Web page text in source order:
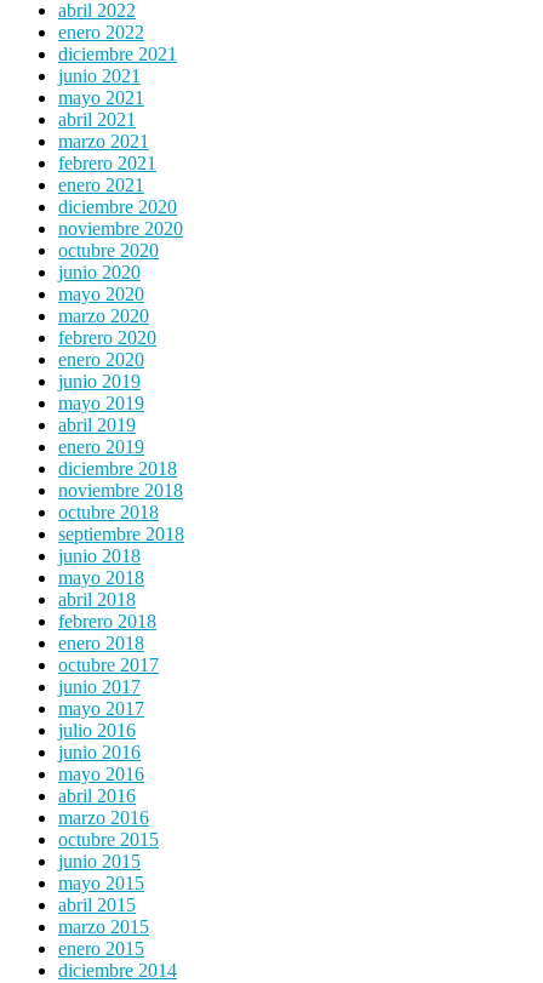
abril 2022
enero 2022
diciembre 2021
junio 2021
mayo 2021
abril 2021
marzo 2021
febrero 2021
enero 2021
diciembre 2020
noviembre 2020
octubre 2020
junio 2020
mayo 2020
marzo 2020
febrero 2020
enero 2020
junio 2019
mayo 2019
abril 2019
enero 2019
diciembre 2018
noviembre 2018
octubre 2018
septiembre 2018
junio 2018
mayo 2018
abril 2018
febrero 2018
enero 2018
octubre 2017
junio 2017
mayo 2017
julio 2016
junio 2016
mayo 2016
abril 2016
marzo 2016
octubre 2015
junio 2015
mayo 2015
abril 2015
marzo 2015
enero 2015
diciembre 2014